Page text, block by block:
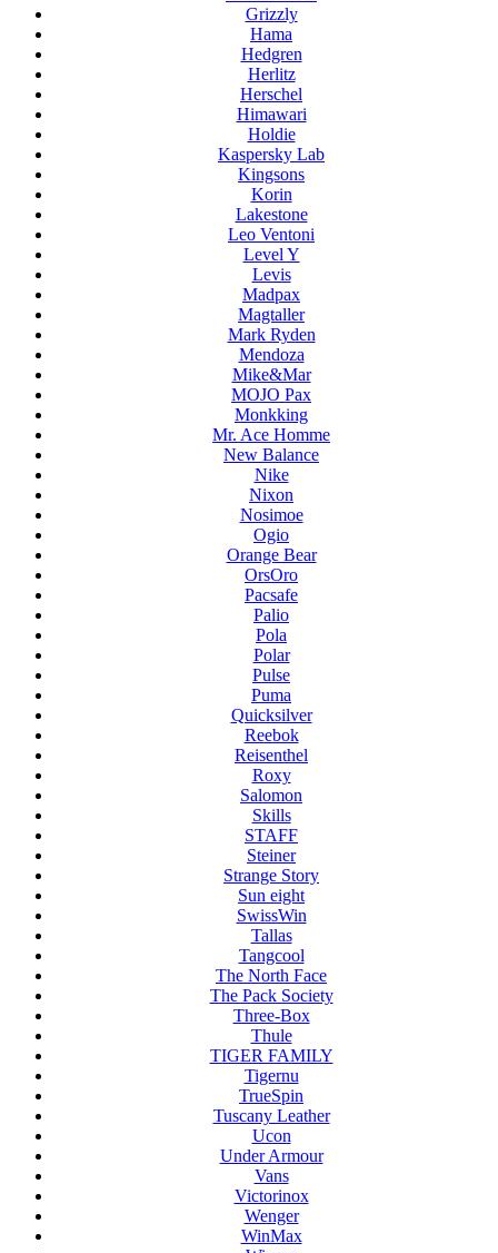
Grizzly
Hama
Hedgren
Herlitz
Herschel
Himawari
Holdie
Kaspersky Lab
Kingsons
Korin
Lakestone
Leo Ventoni
Level Y
Levis
Madpax
Magtaller
Mark Ryden
Mendoza
Mike&Mar
MOJO Pax
Monkking
Mr. Ace Homme
New Balance
Nike
Nixon
Nosimoe
Ogio
Orange Bear
OrsOro
Pacsafe
Palio
Pola
Polar
Pulse
Puma
Quicksilver
Reebok
Reisenthel
Roxy
Salomon
Skills
STAFF
Steiner
Strange Story
Sun eight
SwissWin
Tallas
Tangcool
The North Face
The Pack Society
Three-Box
Thule
TIGER FAMILY
Tigernu
TrueSpin
Tuscany Leather
Ucon
Under Armour
Vans
Victorinox
Wenger
WinMax